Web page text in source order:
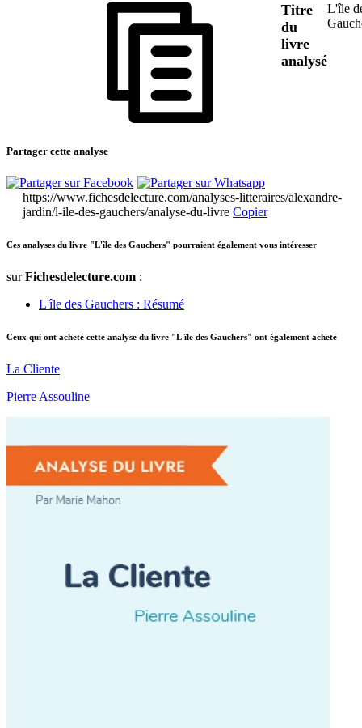
Titre
du
livre
analysé
L'île
Partager cette analyse
https://www.fichesdelecture.com/analyses-litteraires/alexandre-
jardin/l-ile-des-gauchers/analyse-du-livre Copier
Ces analyses du livre "L'île des Gauchers" pourraient également vous intéresser
surFichesdelecture.com :
L'île des Gauchers : Résumé
Ceux qui ont acheté cette analyse du livre "L'île des Gauchers" ont également acheté
La Cliente
Pierre Assouline